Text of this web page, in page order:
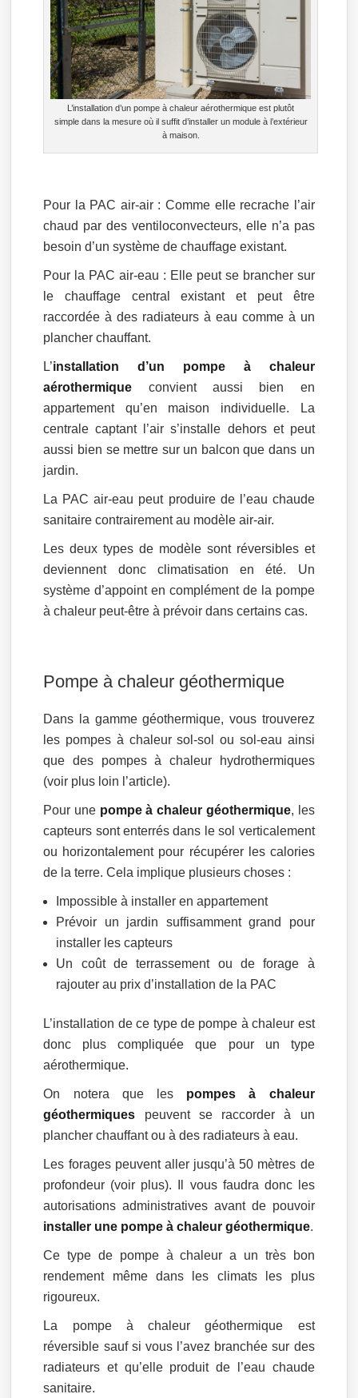
L’installation d’un pompe à chaleur aérothermique est plutôt
simple dans la mesure où il suffit d’installer un module à l’extérieur
à maison.
Pour la PAC air-air : Comme elle recrache l’air
chaud par des ventiloconvecteurs, elle n’a pas
besoin d’un système de chauffage existant.
Pour la PAC air-eau : Elle peut se brancher sur
le chauffage central existant et peut être
raccordée à des radiateurs à eau comme à un
plancher chauffant.
L’installation d’un pompe à chaleur
aérothermique convient aussi bien en
appartement qu’en maison individuelle. La
centrale captant l’air s’installe dehors et peut
aussi bien se mettre sur un balcon que dans un
jardin.
La PAC air-eau peut produire de l’eau chaude
sanitaire contrairement au modèle air-air.
Les deux types de modèle sont réversibles et
deviennent donc climatisation en été. Un
système d’appoint en complément de la pompe
à chaleur peut-être à prévoir dans certains cas.
Pompe à chaleur géothermique
Dans la gamme géothermique, vous trouverez
les pompes à chaleur sol-sol ou sol-eau ainsi
que des pompes à chaleur hydrothermiques
(voir plus loin l’article).
Pour une pompe à chaleur géothermique, les
capteurs sont enterrés dans le sol verticalement
ou horizontalement pour récupérer les calories
de la terre. Cela implique plusieurs choses :
Impossible à installer en appartement
Prévoir un jardin suffisamment grand pour
installer les capteurs
Un coût de terrassement ou de forage à
rajouter au prix d’installation de la PAC
L’installation de ce type de pompe à chaleur est
donc plus compliquée que pour un type
aérothermique.
On notera que les pompes à chaleur
géothermiques peuvent se raccorder à un
plancher chauffant ou à des radiateurs à eau.
Les forages peuvent aller jusqu’à 50 mètres de
profondeur (voir plus). Il vous faudra donc les
autorisations administratives avant de pouvoir
installer une pompe à chaleur géothermique.
Ce type de pompe à chaleur a un très bon
rendement même dans les climats les plus
rigoureux.
La pompe à chaleur géothermique est
réversible sauf si vous l’avez branchée sur des
radiateurs et qu’elle produit de l’eau chaude
sanitaire.